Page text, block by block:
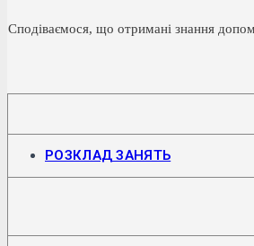
Сподіваємося, що отримані знання
РОЗКЛАД ЗАНЯТЬВідкриється
новій